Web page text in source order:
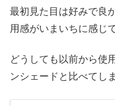
最初見た目は好みで良
用感がいまいちに感じ
どうしても以前から使
ンシェードと比べてし